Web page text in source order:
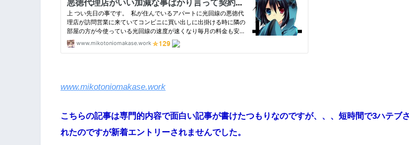
www.mikotoniomakase.work
こちらの記事は専門的内容で面白い記事が書けたつもりなのですが、、、短時間で3ハテブさ
れたのですが新着エントリーされませんでした。